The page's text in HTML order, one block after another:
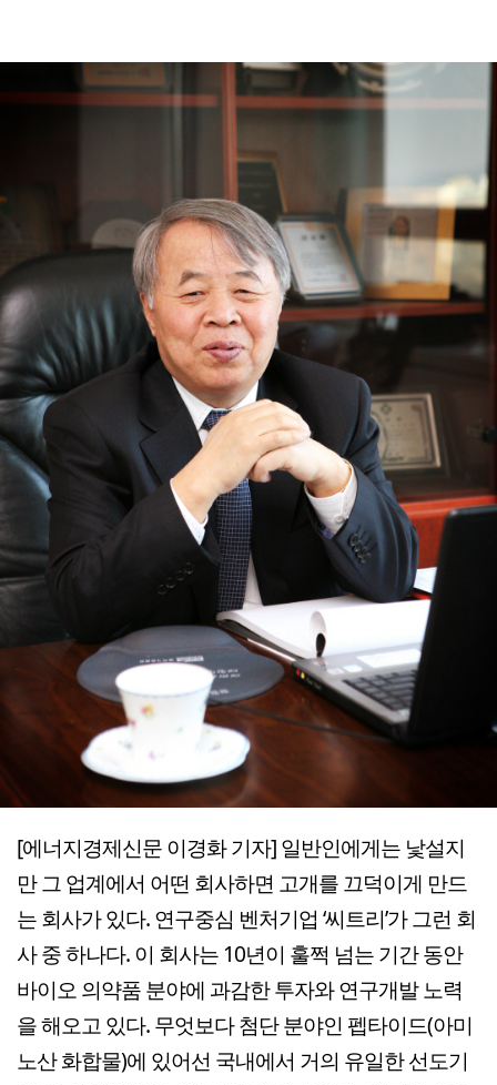
[에너지경제신문 이경화 기자] 일반인에게는 낯설지
만 그 업계에서 어떤 회사하면 고개를 끄덕이게 만드
는 회사가 있다. 연구중심 벤처기업 ‘씨트리’가 그런 회
사 중 하나다. 이 회사는 10년이 훌쩍 넘는 기간 동안
바이오 의약품 분야에 과감한 투자와 연구개발 노력
을 해오고 있다. 무엇보다 첨단 분야인 펩타이드(아미
노산 화합물)에 있어선 국내에서 거의 유일한 선도기